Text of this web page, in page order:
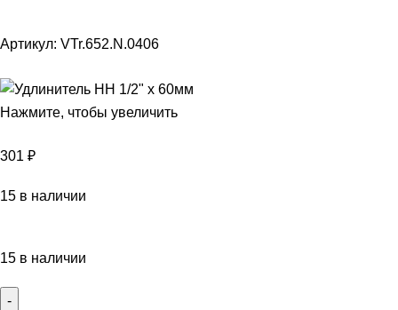
Артикул: VTr.652.N.0406
Нажмите, чтобы увеличить
301 ₽
15 в наличии
15 в наличии